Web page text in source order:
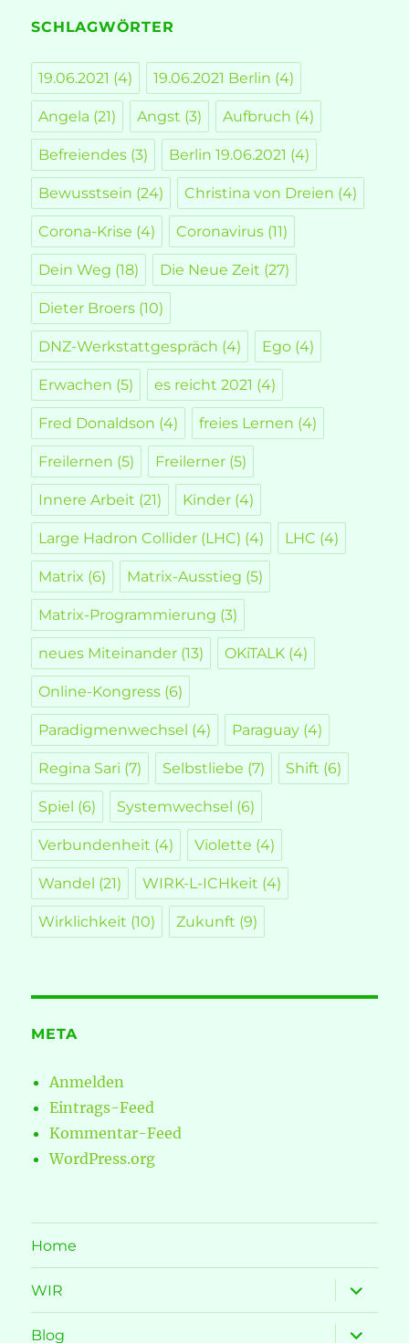
SCHLAGWÖRTER
19.06.2021 (4) 19.06.2021 Berlin (4)
Angela (21) Angst (3) Aufbruch (4)
Befreiendes (3) Berlin 19.06.2021 (4)
Bewusstsein (24) Christina von Dreien (4)
Corona-Krise (4) Coronavirus (11)
Dein Weg (18) Die Neue Zeit (27)
Dieter Broers (10)
DNZ-Werkstattgespräch (4) Ego (4)
Erwachen (5) es reicht 2021 (4)
Fred Donaldson (4) freies Lernen (4)
Freilernen (5) Freilerner (5)
Innere Arbeit (21) Kinder (4)
Large Hadron Collider (LHC) (4) LHC (4)
Matrix (6) Matrix-Ausstieg (5)
Matrix-Programmierung (3)
neues Miteinander (13) OKiTALK (4)
Online-Kongress (6)
Paradigmenwechsel (4) Paraguay (4)
Regina Sari (7) Selbstliebe (7) Shift (6)
Spiel (6) Systemwechsel (6)
Verbundenheit (4) Violette (4)
Wandel (21) WIRK-L-ICHkeit (4)
Wirklichkeit (10) Zukunft (9)
META
Anmelden
Eintrags-Feed
Kommentar-Feed
WordPress.org
Home
WIR
öffnen
Blog